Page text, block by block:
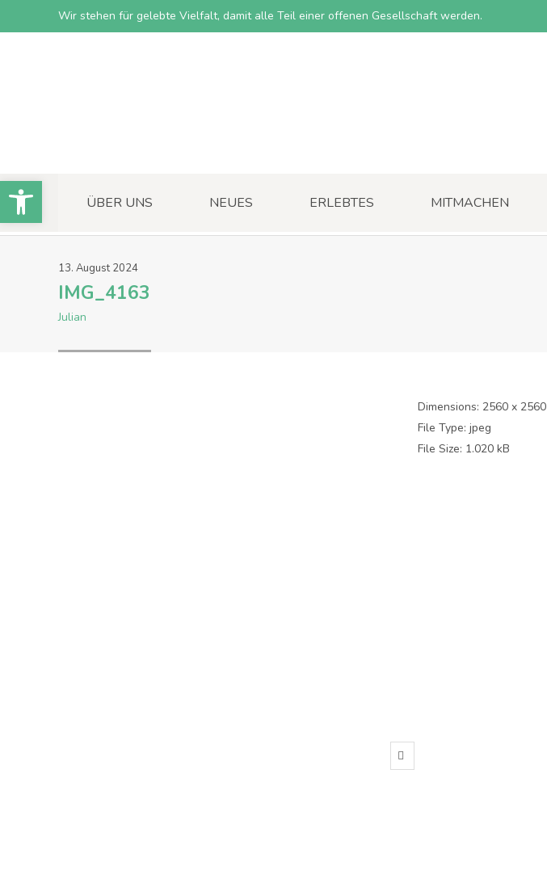
Wir stehen für gelebte Vielfalt, damit alle Teil einer offenen Gesellschaft werden.
ÜBER UNS NEUES ERLEBTES MITMACHEN
13. August2024
IMG_4163
Julian
Dimensions: 2560 x 2560
File Type: jpeg
File Size: 1.020 kB
Open toolbar